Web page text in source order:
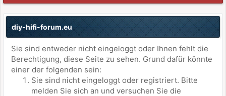
diy-hifi-forum.eu
Sie sind entweder nicht eingeloggt oder Ihnen fehlt die
Berechtigung, diese Seite zu sehen. Grund dafür könnte
einer der folgenden sein:
Sie sind nicht eingeloggt oder registriert. Bitte
melden Sie sich an und versuchen Sie die